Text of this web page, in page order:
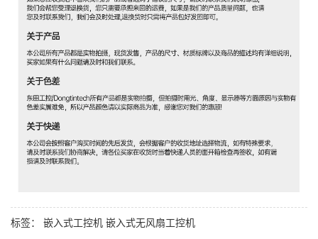
标签： 嵌入式工控机 嵌入式无风扇工控机